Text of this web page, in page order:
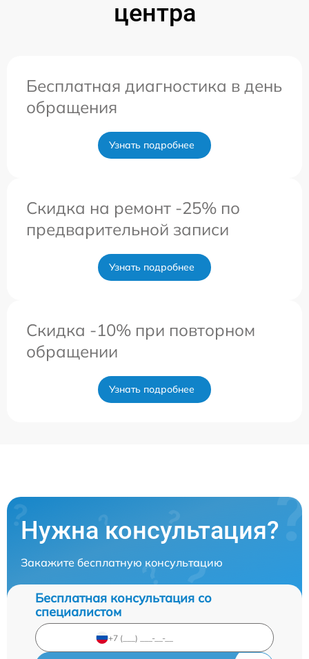
центра
Бесплатная диагностика в день
обращения
Узнать подробнее
Скидка на ремонт -25% по
предварительной записи
Узнать подробнее
Скидка -10% при повторном
обращении
Узнать подробнее
Нужна консультация?
Закажите бесплатную консультацию
Бесплатная консультация со
специалистом